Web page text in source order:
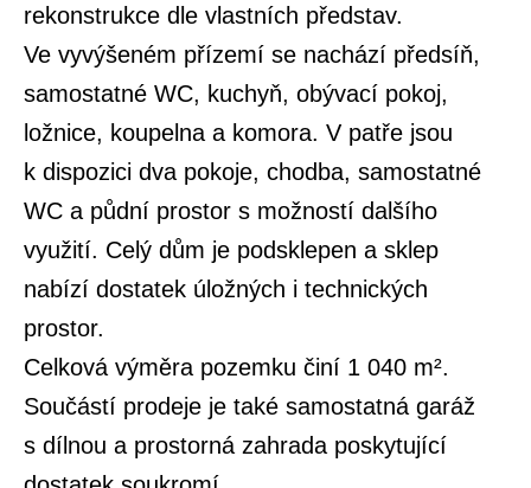
rekonstrukce dle vlastních představ.
Ve vyvýšeném přízemí se nachází předsíň,
samostatné WC, kuchyň, obývací pokoj,
ložnice, koupelna a komora. V patře jsou
k dispozici dva pokoje, chodba, samostatné
WC a půdní prostor s možností dalšího
využití. Celý dům je podsklepen a sklep
nabízí dostatek úložných i technických
prostor.
Celková výměra pozemku činí 1 040 m².
Součástí prodeje je také samostatná garáž
s dílnou a prostorná zahrada poskytující